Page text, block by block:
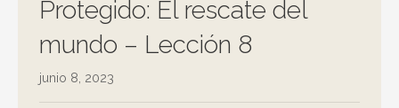
Protegido: El rescate del
mundo – Lección 8
junio 8, 2023